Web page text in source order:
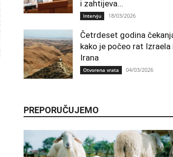
i zahtijeva...
Intervju 18/03/2026
Četrdeset godina
kako je počeo rat Izraela
Irana
Otvorena vrata 04/03/2026
PREPORUČUJEMO